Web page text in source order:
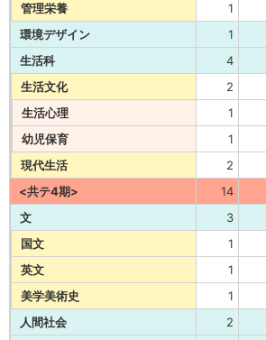
管理栄養
1
環境デザイン
1
生活科
4
生活文化
2
生活心理
1
幼児保育
1
現代生活
2
<共テ4期>
14
文
3
国文
1
英文
1
美学美術史
1
人間社会
2